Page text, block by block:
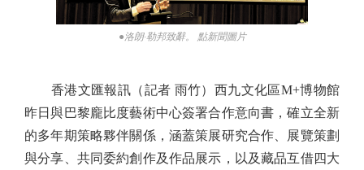
●洛朗·勒邦致辭。 點新聞圖片
香港文匯報訊（記者 雨竹）西九文化區M+博物館
昨日與巴黎龐比度藝術中心簽署合作意向書，確立全新
的多年期策略夥伴關係，涵蓋策展研究合作、展覽策劃
與分享、共同委約創作及作品展示，以及藏品互借四大